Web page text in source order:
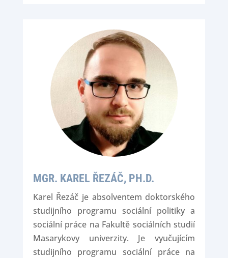
MGR. KAREL ŘEZÁČ, PH.D.
Karel Řezáč je absolventem doktorského
studijního programu sociální politiky a
sociální práce na Fakultě sociálních studií
Masarykovy univerzity. Je vyučujícím
studijního programu sociální práce na